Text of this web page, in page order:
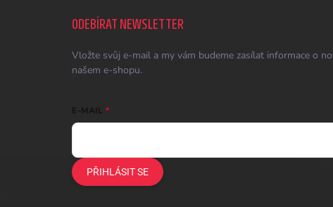
ODEBÍRAT NEWSLETTER
Vložte svůj e-mail a my vám budeme zasílat informace o
našem e-shopu.
E-MAIL
PŘIHLÁSIT SE